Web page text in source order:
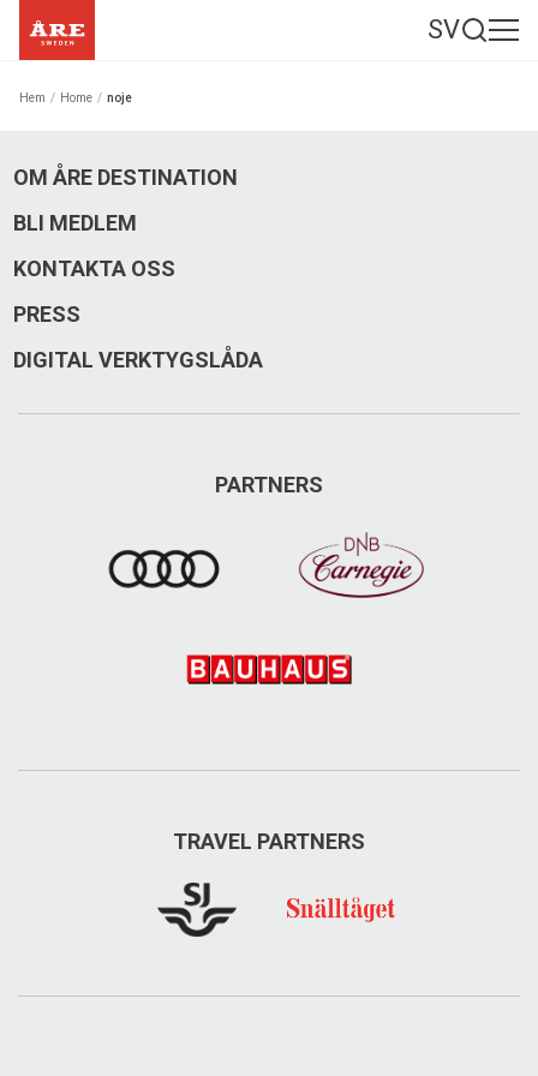
SV
Hem / Home / noje
OM ÅRE DESTINATION
BLI MEDLEM
KONTAKTA OSS
PRESS
DIGITAL VERKTYGSLÅDA
PARTNERS
TRAVEL PARTNERS